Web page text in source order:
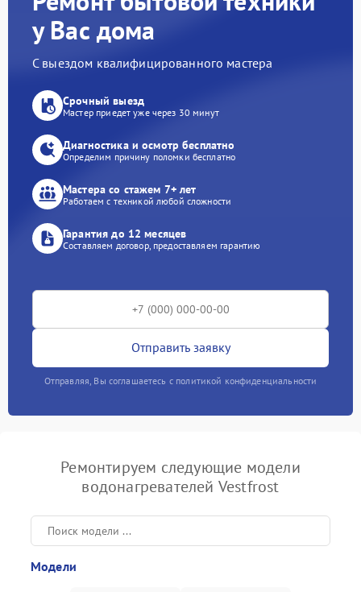
у Вас дома
С выездом квалифицированного мастера
Срочный выезд
Мастер приедет уже через 30 минут
Диагностика и осмотр бесплатно
Определим причину поломки бесплатно
Мастера со стажем 7+ лет
Работаем с техникой любой сложности
Гарантия до 12 месяцев
Составляем договор, предоставляем гарантию
Отправить заявку
Отправляя, Вы соглашаетесь с политикой конфиденциальности
Ремонтируем следующие модели
водонагревателей Vestfrost
Модели